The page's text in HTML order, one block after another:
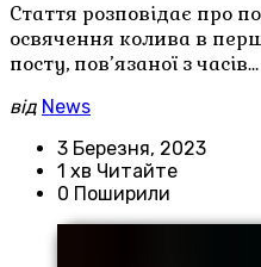
Стаття розповідає про
освячення колива в
посту, пов’язаної з часів…
від News
3 Березня, 2023
1 хв Читайте
0 Поширили